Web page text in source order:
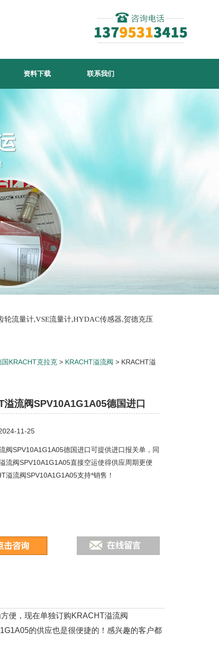
资料下载 联系我们
轮流量计,VSE流量计,HYDAC传感器,贺德克压
国KRACHT克拉克 > KRACHT溢流阀 > KRACHT溢
溢流阀SPV10A1G1A05德国进口
11-25
阀SPV10A1G1A05德国进口可提供进口报关单，同
流阀SPV10A1G1A05直接空运使得供应周期更便
溢流阀SPV10A1G1A05支持*销售！
便，现在单独订购KRACHT溢流阀
的供应也是很便捷的！感兴趣的客户都